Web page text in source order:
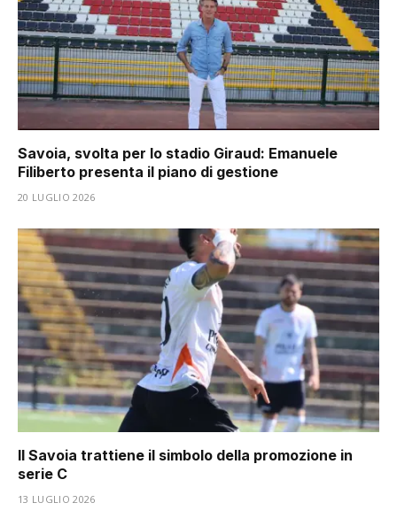
Savoia, svolta per lo stadio Giraud: Emanuele
Filiberto presenta il piano di gestione
20 LUGLIO 2026
Il Savoia trattiene il simbolo della promozione in
serie C
13 LUGLIO 2026